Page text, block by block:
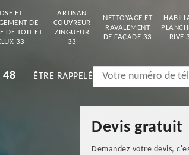
ET
DE
DE TOIT ET
33
ARTISAN
COUVREUR
ZINGUEUR
33
NETTOYAGE ET
RAVALEMENT
DE FAÇADE 33
RIVE
48 ÊTRE RAPPELÉ
Devis gratuit
Demandez votre devis,